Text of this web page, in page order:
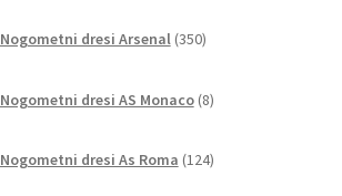
Nogometni dresi Arsenal 350izdelkov
Nogometni dresi AS Monaco 8izdelkov
Nogometni dresi As Roma 124izdelkov